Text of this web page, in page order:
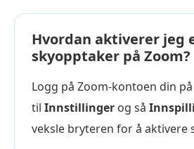
Hvordan aktiverer jeg
skyopptaker på Zoom?
Logg på Zoom-kontoen din
til Innstillinger og så
veksle bryteren for å aktivere